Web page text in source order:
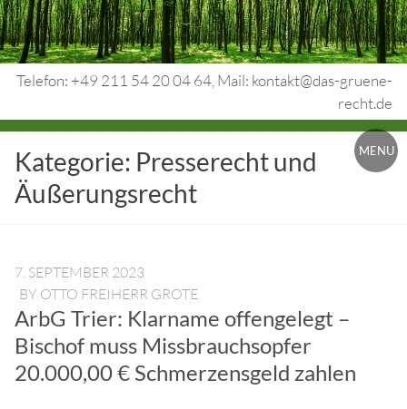
Skip
to
content
Telefon: +49 211 54 20 04 64, Mail: kontakt@das-gruene-
recht.de
Urheberrecht.
Medienrecht.
MENU
Kategorie: Presserecht und
Äußerungsrecht
7. SEPTEMBER 2023
BY OTTO FREIHERR GROTE
ArbG Trier: Klarname offengelegt –
Bischof muss Missbrauchsopfer
20.000,00 € Schmerzensgeld zahlen